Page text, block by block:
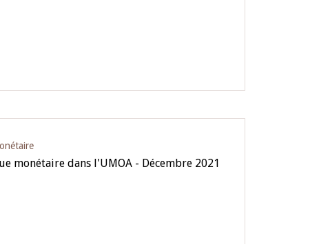
monétaire dans l'UMOA - Décembre 2021